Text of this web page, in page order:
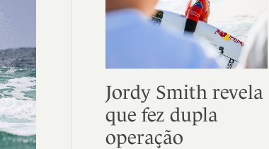
Jordy Smith revela
que fez dupla
operação